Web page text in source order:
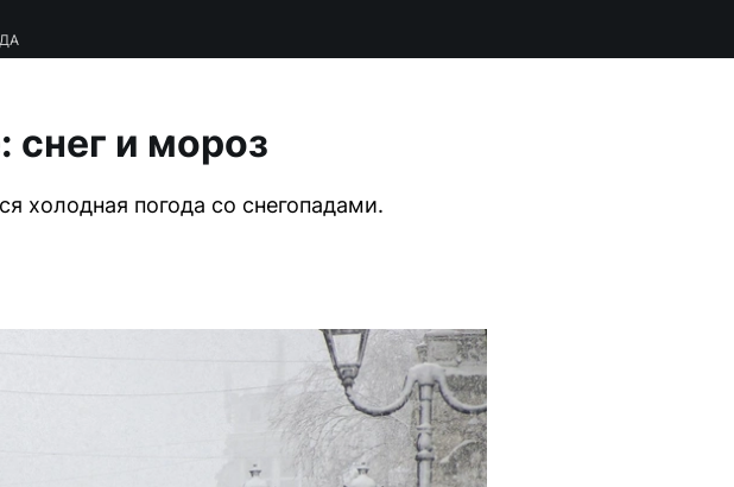
и мороз
холодная погода со снегопадами.